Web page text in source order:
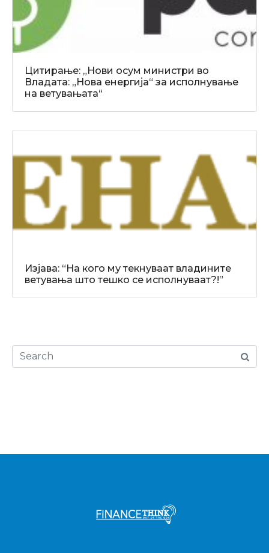
Цитирање: „Нови осум министри во
Владата: „Нова енергија“ за исполнување
на ветувањата“
Изјава: “На кого му текнуваат владините
ветувања што тешко се исполнуваат?!”